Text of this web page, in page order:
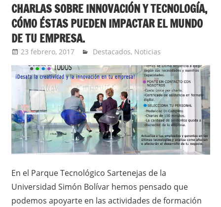
CHARLAS SOBRE INNOVACIÓN Y TECNOLOGÍA,
CÓMO ÉSTAS PUEDEN IMPACTAR EL MUNDO
DE TU EMPRESA.
23 febrero, 2017 admin
Destacados, Noticias
En el Parque Tecnológico Sartenejas de la
Universidad Simón Bolívar hemos pensado que
podemos apoyarte en las actividades de formación